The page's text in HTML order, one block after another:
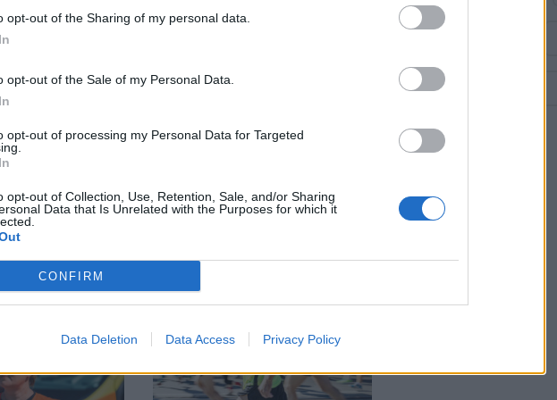
opt-out of the Sharing of my personal data.
opt-out of the Sale of my Personal Data.
opt-out of processing my Personal Data for Targeted
opt-out of Collection, Use, Retention, Sale, and/or Sharing
Data that Is Unrelated with the Purposes for which it
CONFIRM
Data Deletion Data Access Privacy Policy
vakar
centrā, guvis
Policijas darbinieces izglābj
Gatavošanās skolai